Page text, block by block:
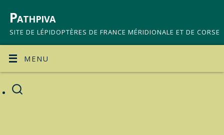
Pathpiva
SITE DE LÉPIDOPTÈRES DE FRANCE MÉRIDIONALE ET DE CORSE
MENU